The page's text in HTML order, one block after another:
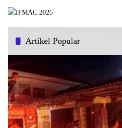
Artikel Popular